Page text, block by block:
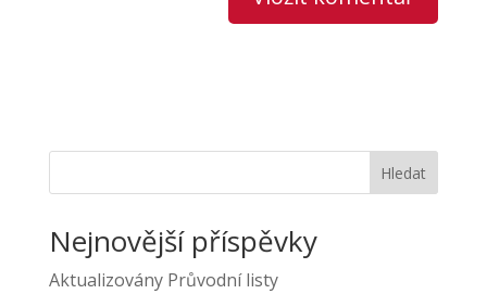
Hledat
Nejnovější příspěvky
Aktualizovány Průvodní listy